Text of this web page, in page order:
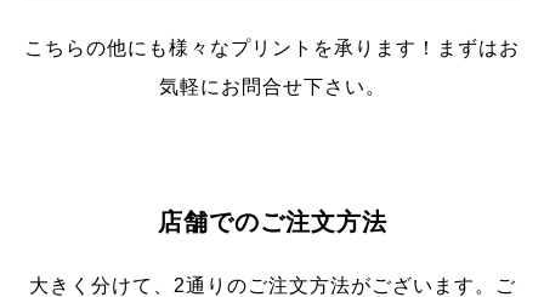
こちらの他にも様々なプリントを承ります！まずはお
気軽にお問合せ下さい。
店舗でのご注文方法
大きく分けて、2通りのご注文方法がございます。ご